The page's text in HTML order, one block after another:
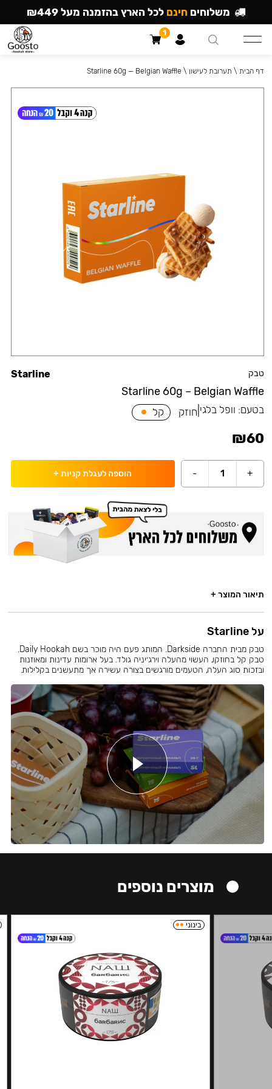
טבק
Starline 60g – Belgian Waffle
Starline
בטעם: וופל בלגי חוזק קל
₪60
+
1
- הוספה לעגלת קניות +
דף הבית \ תערובת לעישון \
Starline 60g — Belgian Waffle
תיאור המוצר +
על Starline
טבק מבית החברה Darkside. המותג פעם היה מוכר בשם Daily Hookah.
טבק קל בחוזקו, העשוי מהעלה וירג׳יניה גולד. בעל ארומות עדינות ומאוזנות
ובזכות סוג העלה, הטעמים מורגשים בצורה עשירה אך מתעשנים בקלילות.
מוצרים נוספים
בינוני
משלוחים חינם לכל הארץ בהזמנה מעל ₪449
1